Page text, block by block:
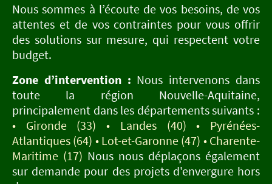
Nous sommes à l’écoute de vos besoins, de vos
attentes et de vos contraintes pour vous offrir
des solutions sur mesure, qui respectent votre
budget.
Zone d’intervention : Nous intervenons dans
toute la région Nouvelle-Aquitaine,
principalement dans les départements suivants :
• Gironde (33) • Landes (40) • Pyrénées-
Atlantiques (64) • Lot-et-Garonne (47) • Charente-
Maritime (17) Nous nous déplaçons également
sur demande pour des projets d'envergure hors